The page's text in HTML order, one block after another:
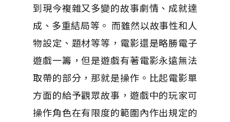
到現今複雜又多變的故事劇情、成就達
成、多重結局等。 而雖然以故事性和人
物設定、題材等等，電影還是略勝電子
遊戲一籌，但是遊戲有著電影永遠無法
取帶的部分，那就是操作。比起電影單
方面的給予觀眾故事，遊戲中的玩家可
操作角色在有限度的範圍內作出規定的